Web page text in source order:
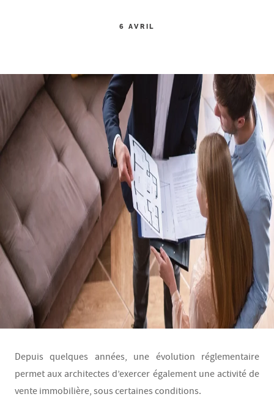
6 AVRIL
Depuis quelques années, une évolution réglementaire
permet aux architectes d’exercer également une activité de
vente immobilière, sous certaines conditions.